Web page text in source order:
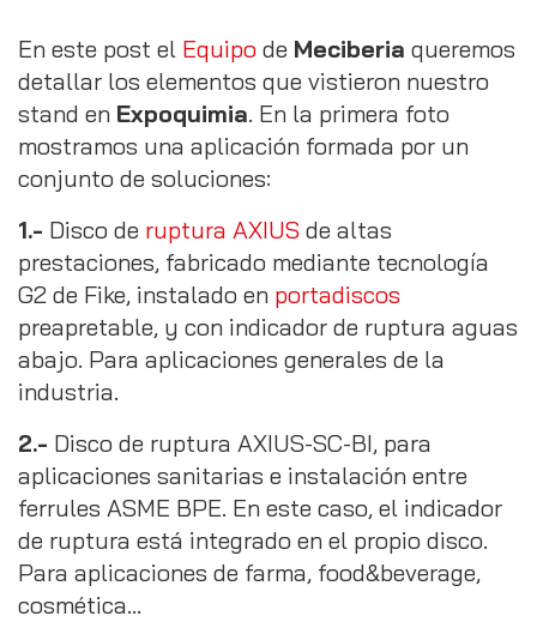
En este post el Equipo de Meciberia queremos
detallar los elementos que vistieron nuestro
stand en Expoquimia. En la primera foto
mostramos una aplicación formada por un
conjunto de soluciones:
1.- Disco de ruptura AXIUS de altas
prestaciones, fabricado mediante tecnología
G2 de Fike, instalado en portadiscos
preapretable, y con indicador de ruptura aguas
abajo. Para aplicaciones generales de la
industria.
2.- Disco de ruptura AXIUS-SC-BI, para
aplicaciones sanitarias e instalación entre
ferrules ASME BPE. En este caso, el indicador
de ruptura está integrado en el propio disco.
Para aplicaciones de farma, food&beverage,
cosmética…